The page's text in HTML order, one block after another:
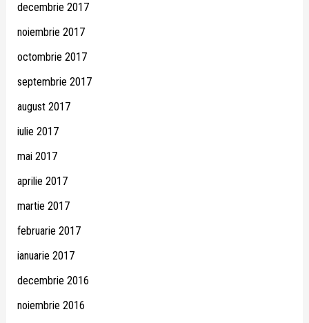
decembrie 2017
noiembrie 2017
octombrie 2017
septembrie 2017
august 2017
iulie 2017
mai 2017
aprilie 2017
martie 2017
februarie 2017
ianuarie 2017
decembrie 2016
noiembrie 2016